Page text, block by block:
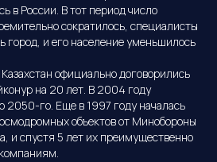
в России. В тот период число
сократилось, специалисты
город, и его население уменьшилось
официально договорились
на 20 лет. В 2004 году
2050-го. Еще в 1997 году началась
объектов от Минобороны
и спустя 5 лет их преимущественно
на космодроме
космического
со всех стран
оно того
работать
вперёд!